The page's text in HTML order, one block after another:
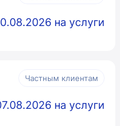
на услуги
Частным клиентам
на услуги